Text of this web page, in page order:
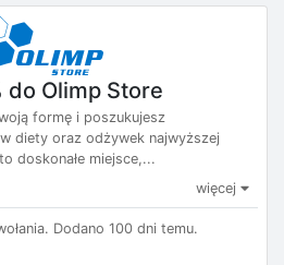
do Olimp Store
formę i poszukujesz
diety oraz odżywek najwyższej
doskonałe miejsce,...
więcej
Dodano 100 dni temu.